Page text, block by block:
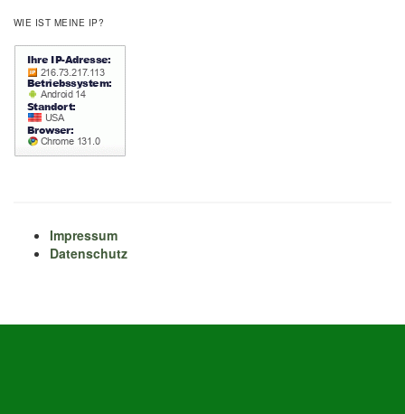
WIE IST MEINE IP?
Impressum
Datenschutz